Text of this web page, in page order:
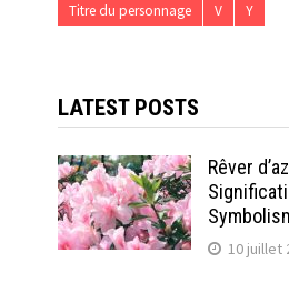
Titre du personnage
V Y
LATEST POSTS
Rêver
10 juillet